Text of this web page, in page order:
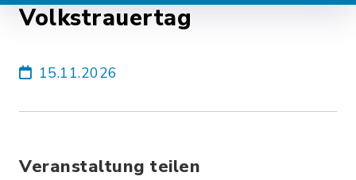
Volkstrauertag
15.11.2026
Veranstaltung teilen